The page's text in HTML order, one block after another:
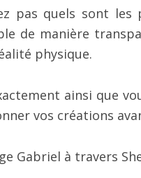
pas quels sont
de manière
physique.
ainsi que
vos créations
Gabriel à travers